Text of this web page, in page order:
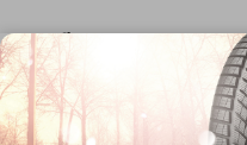
De firma
Wie zijn wij?
Blog
Onze dienstverlening